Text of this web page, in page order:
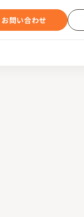
お問い合わせ